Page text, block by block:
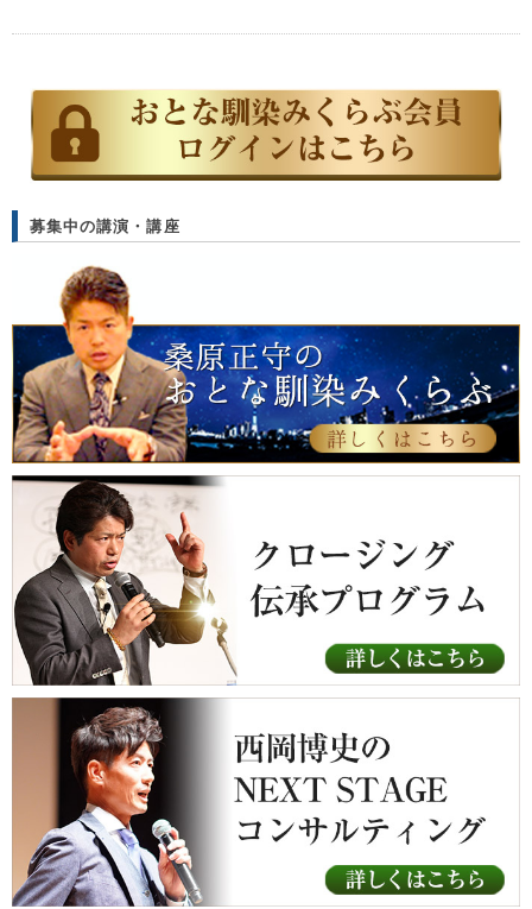
募集中の講演・講座